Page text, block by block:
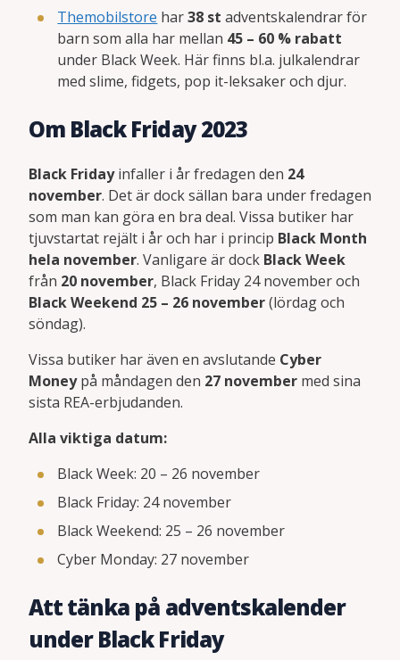
Themobilstore har38 st adventskalendrar för
barn som alla har mellan 45 – 60 % rabatt
under Black Week. Här finns bl.a. julkalendrar
med slime, fidgets, pop it-leksaker och djur.
Om Black Friday 2023
Black Fridayinfaller i år fredagen den 24
november. Det är dock sällan bara under fredagen
som man kan göra en bra deal. Vissa butiker har
tjuvstartat rejält i år och har i princip Black Month
hela november. Vanligare är dock Black Week
från 20 november, Black Friday 24 november och
Black Weekend 25 – 26 november(lördag och
söndag).
Vissa butiker har även en avslutande Cyber
Moneypå måndagen den 27 november med sina
sista REA-erbjudanden.
Alla viktiga datum:
Black Week: 20 – 26 november
Black Friday: 24 november
Black Weekend: 25 – 26 november
Cyber Monday: 27 november
Att tänka på adventskalender
under Black Friday